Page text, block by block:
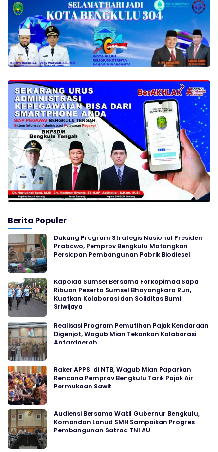
Berita Populer
Dukung Program Strategis Nasional Presiden
Prabowo, Pemprov Bengkulu Matangkan
Persiapan Pembangunan Pabrik Biodiesel
Kapolda Sumsel Bersama Forkopimda Sapa
Ribuan Peserta Sumsel Bhayangkara Run,
Kuatkan Kolaborasi dan Soliditas Bumi
Sriwijaya
Realisasi Program Pemutihan Pajak Kendaraan
Digenjot, Wagub Mian Tekankan Kolaborasi
Antardaerah
Raker APPSI di NTB, Wagub Mian Paparkan
Rencana Pemprov Bengkulu Tarik Pajak Air
Permukaan Sawit
Audiensi Bersama Wakil Gubernur Bengkulu,
Komandan Lanud SMH Sampaikan Progres
Pembangunan Satrad TNI AU